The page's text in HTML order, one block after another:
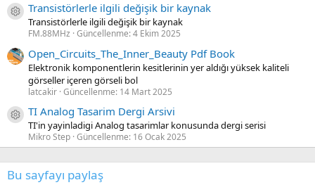
Kaynak ikon/amblem
Transistörlerle ilgili değişik bir kaynak
Transistörlerle ilgili değişik bir kaynak
FM.88MHz Güncellenme:4 Ekim 2025
Open_Circuits_The_Inner_Beauty Pdf Book
Elektronik komponentlerin kesitlerinin yer aldığı yüksek kaliteli
görseller içeren görseli bol
latcakir Güncellenme: 14 Mart 2025
Kaynak ikon/amblem
TI Analog Tasarim Dergi Arsivi
TI'in yayinladigi Analog tasarimlar konusunda dergi serisi
Mikro Step Güncellenme: 16 Ocak 2025
Bu sayfayı paylaş